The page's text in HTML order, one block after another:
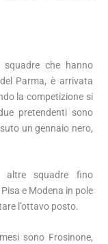
che hanno
Parma, è arrivata
la competizione si
pretendenti sono
un gennaio nero,
squadre fino
e Modena in pole
l’ottavo posto.
sono Frosinone,